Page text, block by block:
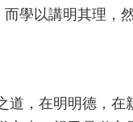
學以講明其理，
道，在明明德，